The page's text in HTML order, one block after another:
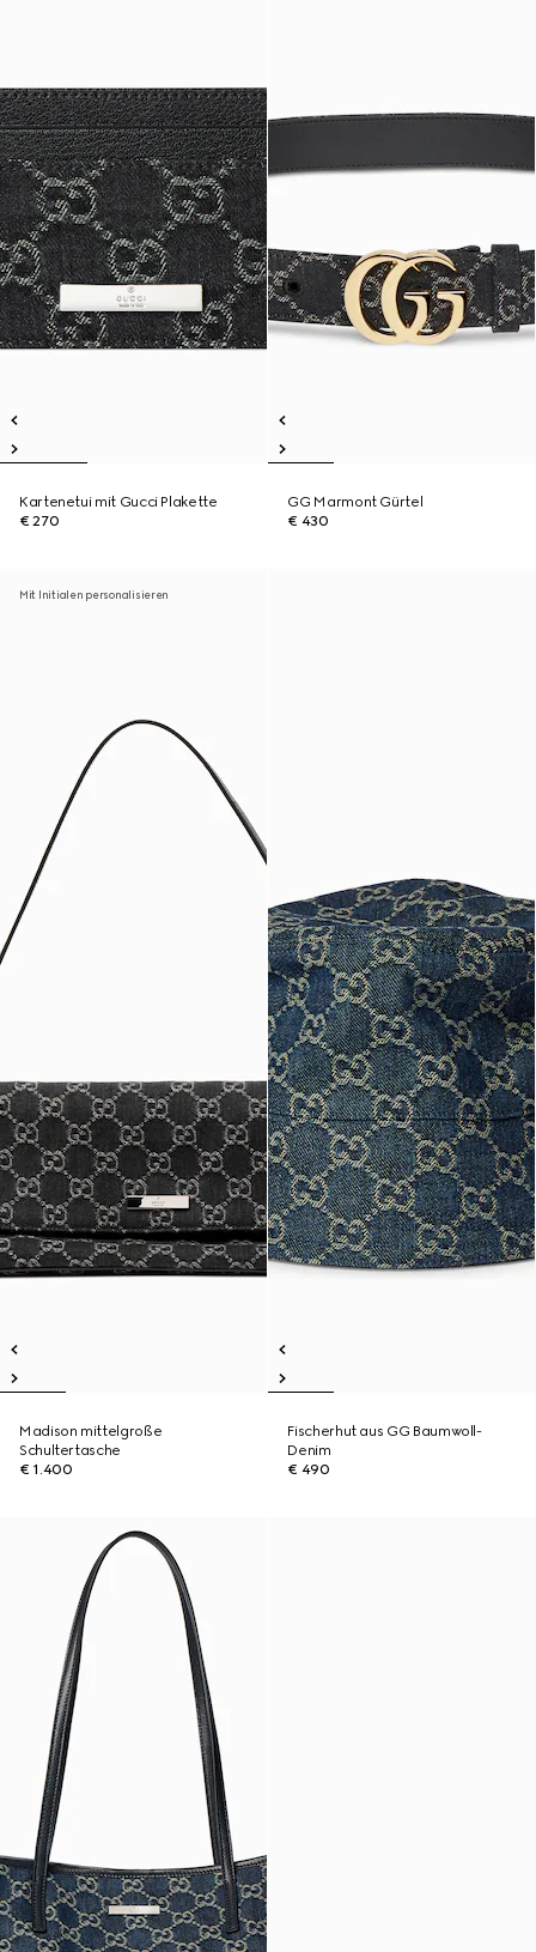
Kartenetui mit Gucci Plakette
€ 270
GG Marmont Gürtel
€ 430
Mit Initialen personalisieren
Madison mittelgroße
Schultertasche
€ 1.400
Fischerhut aus GG Baumwoll-
Denim
€ 490